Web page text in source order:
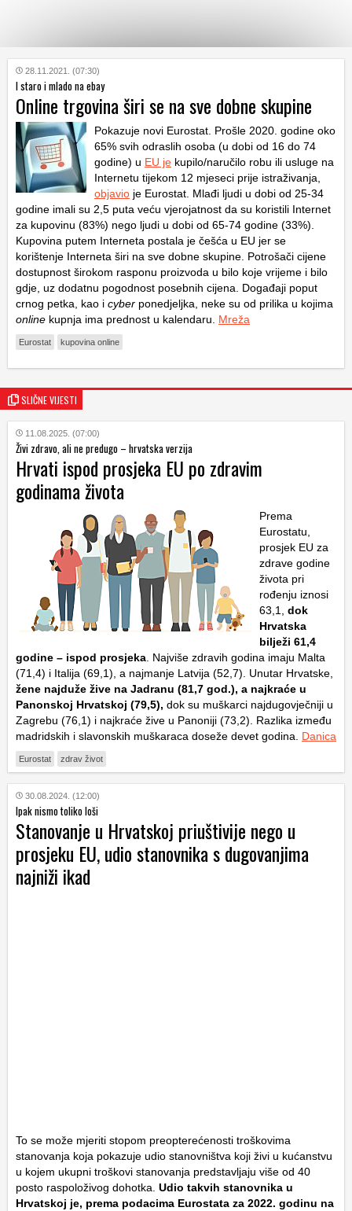
KATEGORIJE
HRVATSKI
WEB
28.11.2021. (07:30)
I staro i mlado na ebay
Online trgovina širi se na sve dobne skupine
Pokazuje novi Eurostat. Prošle 2020. godine oko
65% svih odraslih osoba (u dobi od 16 do 74
godine) u EU je kupilo/naručilo robu ili usluge na
Internetu tijekom 12 mjeseci prije istraživanja,
objavio je Eurostat. Mlađi ljudi u dobi od 25-34
godine imali su 2,5 puta veću vjerojatnost da su koristili Internet
za kupovinu (83%) nego ljudi u dobi od 65-74 godine (33%).
Kupovina putem Interneta postala je češća u EU jer se
korištenje Interneta širi na sve dobne skupine. Potrošači cijene
dostupnost širokom rasponu proizvoda u bilo koje vrijeme i bilo
gdje, uz dodatnu pogodnost posebnih cijena. Događaji poput
crnog petka, kao i cyber ​​ponedjeljka, neke su od prilika u kojima
online kupnja ima prednost u kalendaru. Mreža
Eurostat kupovina online
SLIČNE VIJESTI
11.08.2025. (07:00)
Živi zdravo, ali ne predugo – hrvatska verzija
Hrvati ispod prosjeka EU po zdravim
godinama života
Prema
Eurostatu,
prosjek EU za
zdrave godine
života pri
rođenju iznosi
63,1, dok
Hrvatska
bilježi 61,4
godine – ispod prosjeka . Najviše zdravih godina imaju Malta
(71,4) i Italija (69,1), a najmanje Latvija (52,7). Unutar Hrvatske,
žene najduže žive na Jadranu (81,7 god.), a najkraće u
Panonskoj Hrvatskoj (79,5), dok su muškarci najdugovječniji u
Zagrebu (76,1) i najkraće žive u Panoniji (73,2). Razlika između
madridskih i slavonskih muškaraca doseže devet godina. Danica
Eurostat zdrav život
30.08.2024. (12:00)
Ipak nismo toliko loši
Stanovanje u Hrvatskoj priuštivije nego u
prosjeku EU, udio stanovnika s dugovanjima
najniži ikad
To se može mjeriti stopom preopterećenosti troškovima
stanovanja koja pokazuje udio stanovništva koji živi u kućanstvu
u kojem ukupni troškovi stanovanja predstavljaju više od 40
posto raspoloživog dohotka. Udio takvih stanovnika u
Hrvatskoj je, prema podacima Eurostata za 2022. godinu na